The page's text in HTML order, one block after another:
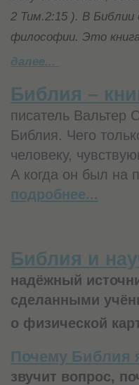
2 Тим.2:15 ). В Библии
философии. Это
далее...
Библия –
писатель Вальтер
Библия. Чего
человеку,
А когда он был на
подробнее...
Библия и
надёжный
сделанными
о физической
Почему Библия
звучит вопрос,